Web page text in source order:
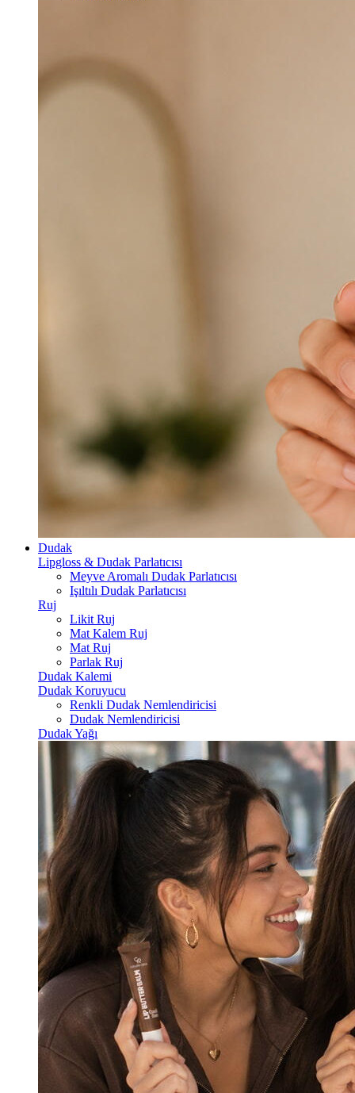
Dudak
Lipgloss & Dudak Parlatıcısı
Meyve Aromalı Dudak Parlatıcısı
Işıltılı Dudak Parlatıcısı
Ruj
Likit Ruj
Mat Kalem Ruj
Mat Ruj
Parlak Ruj
Dudak Kalemi
Dudak Koruyucu
Renkli Dudak Nemlendiricisi
Dudak Nemlendiricisi
Dudak Yağı